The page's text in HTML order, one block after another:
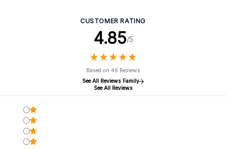
CUSTOMER RATING
4.85/5
★★★★★
★★★★★
Based on 46 Reviews
See All Reviews Family
See All Reviews